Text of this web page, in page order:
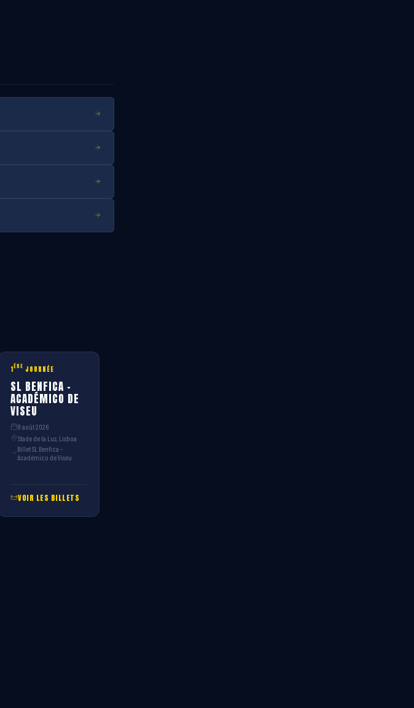
1ÈRE JOURNÉE
SL BENFICA –
ACADÉMICO DE
VISEU
9 août 2026
Stade de la Luz, Lisboa
Billet SL Benfica –
Académico de Viseu
VOIR LES BILLETS